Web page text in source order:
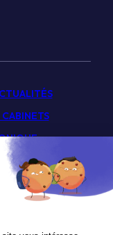
CABINETS
GLOSSAIRE